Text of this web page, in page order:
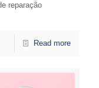
reparação
Read more